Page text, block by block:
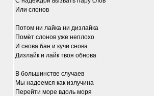
Или слонов
Потом ни лайка ни дизлайка
Помёт слонов уже неплохо
И снова бан и кучи снова
Дизлайк и лайк твоя обнова
В большинстве случаев
Мы надеемся как излучина
Перейти море вдоль моря